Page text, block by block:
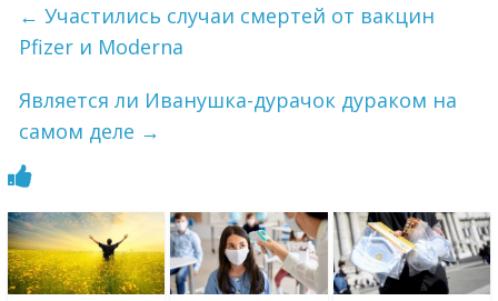
← Участились случаи смертей от вакцин
Pfizer и Moderna
Является ли Иванушка-дурачок дураком на
самом деле →